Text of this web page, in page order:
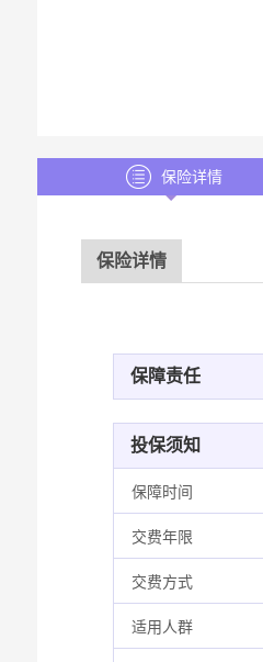
保险详情
保险详情
保障责任
投保须知
保障时间
交费年限
交费方式
适用人群